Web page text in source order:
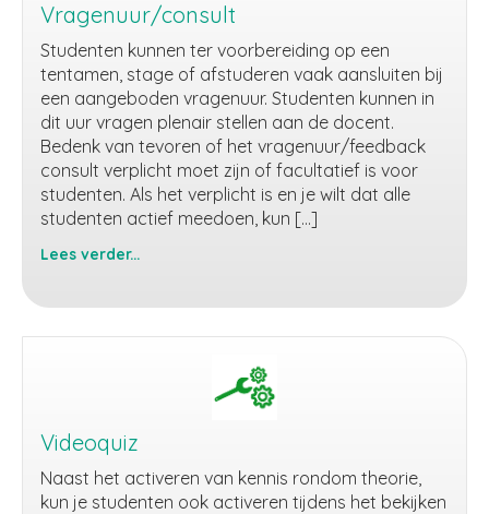
Vragenuur/consult
Studenten kunnen ter voorbereiding op een
tentamen, stage of afstuderen vaak aansluiten bij
een aangeboden vragenuur. Studenten kunnen in
dit uur vragen plenair stellen aan de docent.
Bedenk van tevoren of het vragenuur/feedback
consult verplicht moet zijn of facultatief is voor
studenten. Als het verplicht is en je wilt dat alle
studenten actief meedoen, kun […]
Lees verder...
Videoquiz
Naast het activeren van kennis rondom theorie,
kun je studenten ook activeren tijdens het bekijken